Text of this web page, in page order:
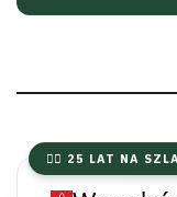
🚴‍♂️ 25 LAT NA